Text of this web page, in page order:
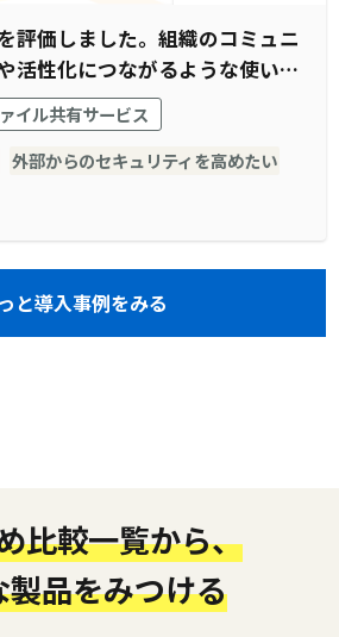
評価しました。組織のコミュニ
活性化につながるような使い方
います」
イル共有サービス
外部からのセキュリティを高めたい
と導入事例をみる
比較一覧から、
製品をみつける